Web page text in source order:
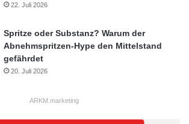
22. Juli 2026
Spritze oder Substanz? Warum der
Abnehmspritzen-Hype den Mittelstand
gefährdet
20. Juli 2026
ARKM.marketing